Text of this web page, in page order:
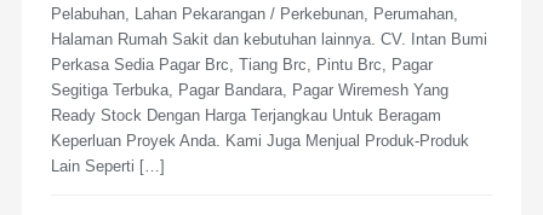
Pelabuhan, Lahan Pekarangan / Perkebunan, Perumahan,
Halaman Rumah Sakit dan kebutuhan lainnya. CV. Intan Bumi
Perkasa Sedia Pagar Brc, Tiang Brc, Pintu Brc, Pagar
Segitiga Terbuka, Pagar Bandara, Pagar Wiremesh Yang
Ready Stock Dengan Harga Terjangkau Untuk Beragam
Keperluan Proyek Anda. Kami Juga Menjual Produk-Produk
Lain Seperti […]